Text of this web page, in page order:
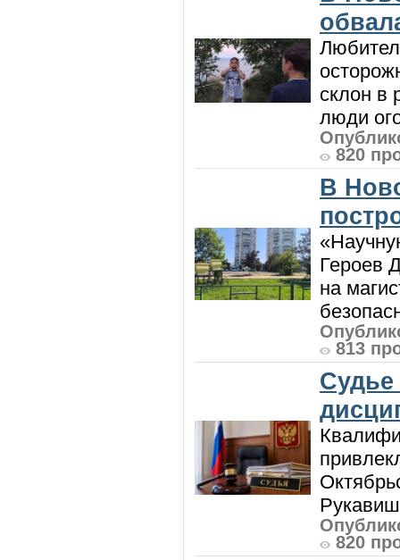
склон в
люди
820
В
Героев
на
813
820